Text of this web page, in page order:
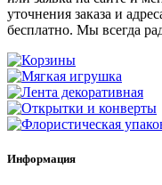
уточнения заказа и
бесплатно. Мы всегда
Информация